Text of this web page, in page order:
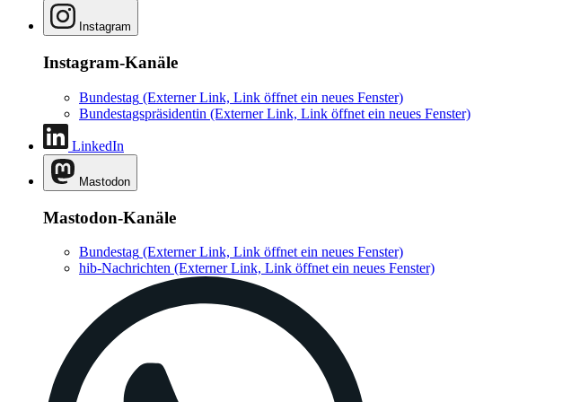
Instagram
Instagram-Kanäle
Bundestag (Externer Link, Link öffnet ein neues Fenster)
Bundestagspräsidentin (Externer Link, Link öffnet ein neues Fenster)
LinkedIn
Mastodon
Mastodon-Kanäle
Bundestag (Externer Link, Link öffnet ein neues Fenster)
hib-Nachrichten (Externer Link, Link öffnet ein neues Fenster)